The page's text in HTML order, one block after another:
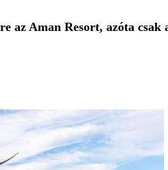
az Aman Resort, azóta